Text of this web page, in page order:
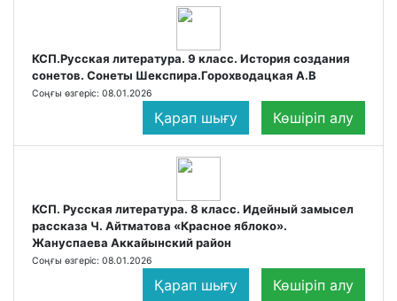
КСП.Русская литература. 9 класс. История создания
сонетов. Сонеты Шекспира.Горохводацкая А.В
Соңғы өзгеріс: 08.01.2026
Қарап шығу Көшіріп алу
КСП. Русская литература. 8 класс. Идейный замысел
рассказа Ч. Айтматова «Красное яблоко».
Жануспаева Аккайынский район
Соңғы өзгеріс: 08.01.2026
Қарап шығу Көшіріп алу